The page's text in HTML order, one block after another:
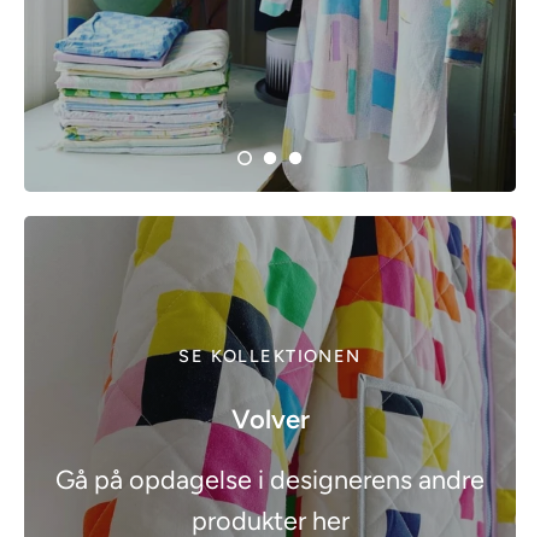
SE KOLLEKTIONEN
Volver
Gå på opdagelse i designerens andre
produkter her